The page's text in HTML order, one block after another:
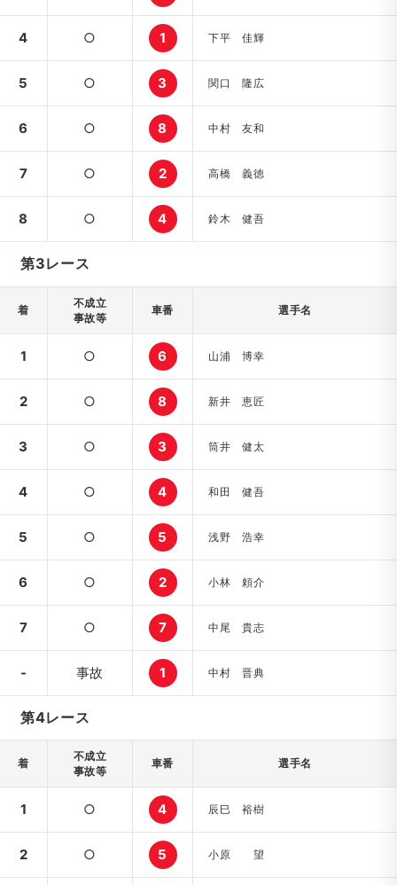
4 ○ 1 下平 佳輝
5 ○ 3 関口 隆広
6 ○ 8 中村 友和
7 ○ 2 高橋 義徳
8 ○ 4 鈴木 健吾
第3レース
着
不成立
事故等
車番 選手名
1 ○ 6 山浦 博幸
2 ○ 8 新井 恵匠
3 ○ 3 筒井 健太
4 ○ 4 和田 健吾
5 ○ 5 浅野 浩幸
6 ○ 2 小林 頼介
7 ○ 7 中尾 貴志
- 事故 1 中村 晋典
第4レース
着
不成立
事故等
車番 選手名
1 ○ 4 辰巳 裕樹
2 ○ 5 小原 望